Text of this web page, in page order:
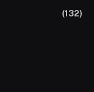
(132)